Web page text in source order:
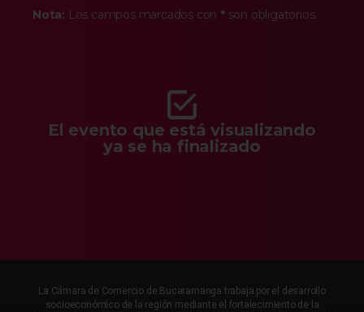
Nota: Los campos marcados con *son obligatorios.
El evento que está visualizando
ya se ha finalizado
La Cámara de Comercio de Bucaramanga trabaja por el desarrollo
socioeconómico de la región mediante el fortalecimiento de la